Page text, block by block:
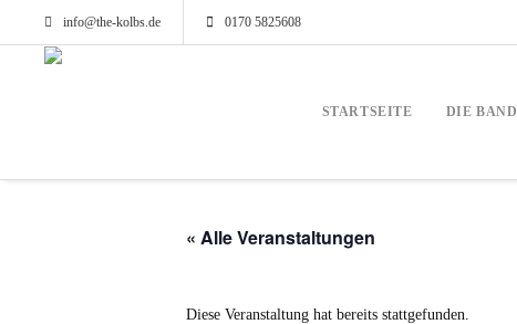
info@the-kolbs.de 0170 5825608
STARTSEITE DIE BAND
« Alle Veranstaltungen
Diese Veranstaltung hat bereits stattgefunden.